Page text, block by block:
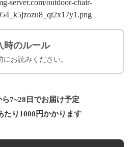
時のルール
にお読みください。
7~28日でお届け予定
たり 1000 円かかります